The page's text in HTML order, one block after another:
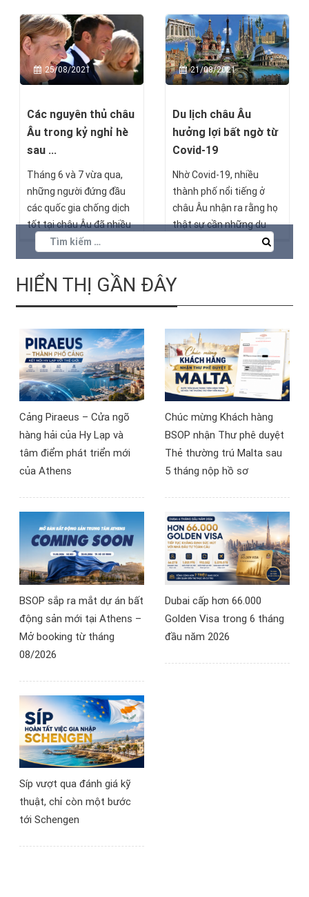
báo đến Qúy nhà đầu tư
và Đối tác lịch nghỉ lễ như
sau:
25/08/2021
Các nguyên thủ châu
Âu trong kỷ nghỉ hè
sau ...
Tháng 6 và 7 vừa qua,
những người đứng đầu
các quốc gia chống dịch
tốt tại châu Âu đã nhiều
hoạt động thú vị trong kỳ
nghỉ hè sau Covid-19. Đa
số dành thời gian bên gia
đình, bạn bè tại dinh thự
nổi tiếng hay những bãi
21/08/2021
Du lịch châu Âu
hưởng lợi bất ngờ từ
Covid-19
Nhờ Covid-19, nhiều
thành phố nổi tiếng ở
châu Âu nhận ra rằng họ
thật sự cần những du
khách "sang, xịn" chứ
không phải chạy theo số
dường như đang "cải
duy hoạt động của toàn
ngành du lịch nơi đây.
HIỂN THỊ GẦN ĐÂY
Cảng Piraeus – Cửa ngõ
hàng hải của Hy Lạp và
tâm điểm phát triển mới
của Athens
Chúc mừng Khách hàng
BSOP nhận Thư phê duyệt
Thẻ thường trú Malta sau
5 tháng nộp hồ sơ
BSOP sắp ra mắt dự án bất
động sản mới tại Athens –
Mở booking từ tháng
08/2026
Dubai cấp hơn 66.000
Golden Visa trong 6 tháng
đầu năm 2026
Síp vượt qua đánh giá kỹ
thuật, chỉ còn một bước
tới Schengen